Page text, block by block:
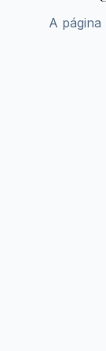
A página